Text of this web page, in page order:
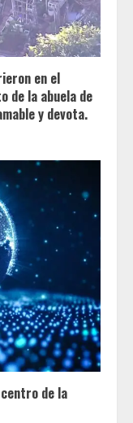
en el
de la abuela de
y devota.
de la